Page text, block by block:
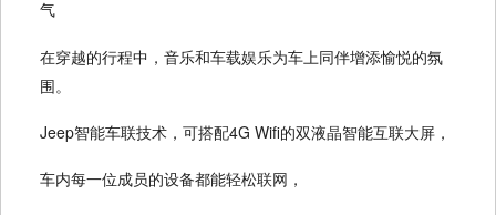
在穿越的行程中，音乐和车载娱乐为车上同伴增添愉悦的氛
围。
Jeep智能车联技术，可搭配4G Wifi的双液晶智能互联大屏，
车内每一位成员的设备都能轻松联网，